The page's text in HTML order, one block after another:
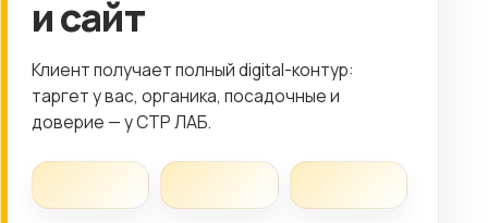
и сайт
Клиент получает полный digital-контур:
таргет у вас, органика, посадочные и
доверие — у СТР ЛАБ.